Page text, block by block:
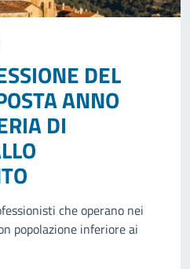
DEL
ANNO
DI
che operano nei
popolazione inferiore ai